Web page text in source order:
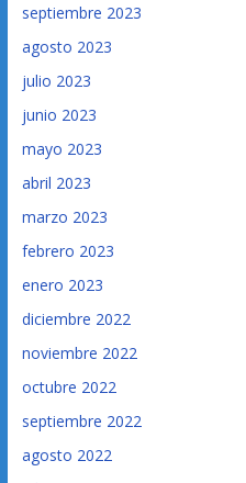
septiembre 2023
agosto 2023
julio 2023
junio 2023
mayo 2023
abril 2023
marzo 2023
febrero 2023
enero 2023
diciembre 2022
noviembre 2022
octubre 2022
septiembre 2022
agosto 2022